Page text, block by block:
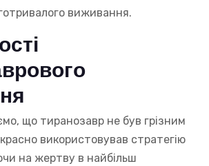
виживання.
що тиранозавр не був грізним
використовував стратегію
на жертву в найбільш